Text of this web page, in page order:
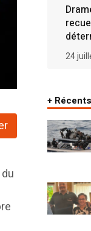
24
+ Récents